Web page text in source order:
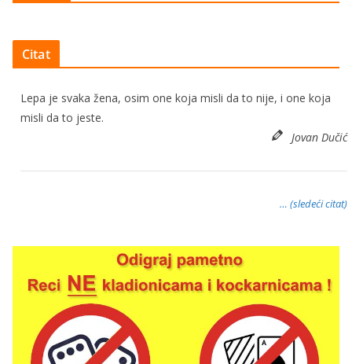
Citat
Lepa je svaka žena, osim one koja misli da to nije, i one koja
misli da to jeste.
Jovan Dučić
… (sledeći citat)